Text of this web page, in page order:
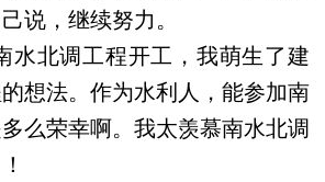
说，继续努力。
北调工程开工，我萌生了建
想法。作为水利人，能参加南
么荣幸啊。我太羡慕南水北调